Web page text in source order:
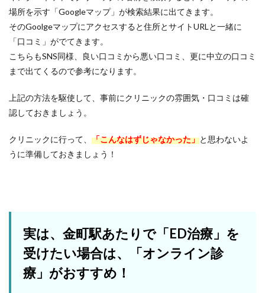
場所を示す「Googleマップ」が検索結果に出てきます。
そのGoolgeマップにアクセスすると住所とサイトURLと一緒に
「口コミ」がでてきます。
こちらもSNS同様、良い口コミから悪い口コミ、更に中立の口コミ
まで出てくるので参考になります。
上記の方法を駆使して、事前にクリニックの雰囲気・口コミは確
認しておきましょう。
クリニックに行って、 「こんなはずじゃなかった」と思わないよ
うに準備しておきましょう！
実は、金町駅あたりで「ED治療」を
受けたい場合は、「オンライン診
療」がおすすめ！